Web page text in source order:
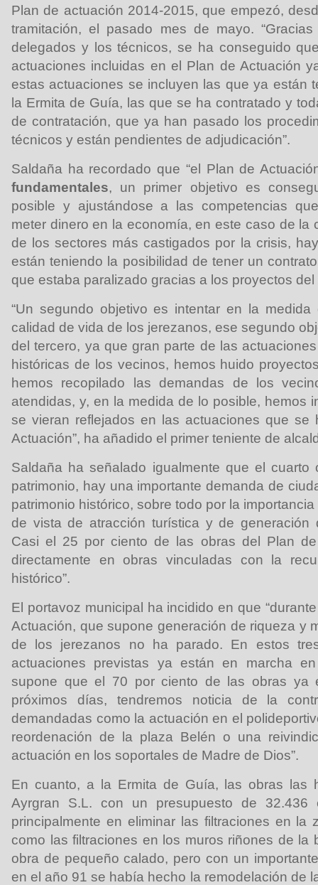
Plan de actuación 2014-2015, que empezó,
tramitación, el pasado mes de mayo.
delegados y los técnicos, se ha conseguido
actuaciones incluidas en el Plan de Actuación
estas actuaciones se incluyen las que ya están
la Ermita de Guía, las que se ha contratado y
de contratación, que ya han pasado los
técnicos y están pendientes de adjudicación”.
Saldaña ha recordado que “el Plan de
fundamentales, un primer objetivo es
posible y ajustándose a las competencias
meter dinero en la economía, en este caso de la
de los sectores más castigados por la crisis,
están teniendo la posibilidad de tener un
que estaba paralizado gracias a los proyectos del
“Un segundo objetivo es intentar en la
calidad de vida de los jerezanos, ese segundo
del tercero, ya que gran parte de las
históricas de los vecinos, hemos huido
hemos recopilado las demandas de los
atendidas, y, en la medida de lo posible, hemos
se vieran reflejados en las actuaciones que se
Actuación”, ha añadido el primer teniente de
Saldaña ha señalado igualmente que el cuarto
patrimonio, hay una importante demanda de
patrimonio histórico, sobre todo por la
de vista de atracción turística y de generación
Casi el 25 por ciento de las obras del Plan
directamente en obras vinculadas con la
histórico”.
El portavoz municipal ha incidido en que
Actuación, que supone generación de riqueza y
de los jerezanos no ha parado. En estos
actuaciones previstas ya están en marcha
supone que el 70 por ciento de las obras ya
próximos días, tendremos noticia de la
demandadas como la actuación en el
reordenación de la plaza Belén o una
actuación en los soportales de Madre de Dios”.
En cuanto, a la Ermita de Guía, las obras las
Ayrgran S.L. con un presupuesto de 32.436
principalmente en eliminar las filtraciones en la
como las filtraciones en los muros riñones de la
obra de pequeño calado, pero con un
en el año 91 se había hecho la remodelación de